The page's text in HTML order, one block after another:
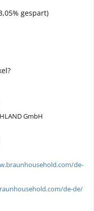
gespart)
GmbH
de-
de-de/